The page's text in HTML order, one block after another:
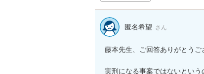
匿名希望 さん
藤本先生、ご回答ありがとうご
実刑になる事案ではないという